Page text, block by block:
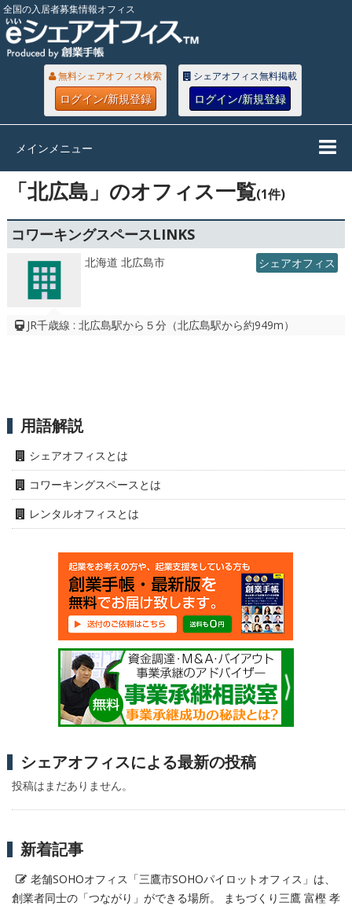
全国の入居者募集情報オフィス
無料シェアオフィス検索
ログイン/新規登録
シェアオフィス無料掲載
ログイン/新規登録
メインメニュー
「北広島」のオフィス一覧(1件)
コワーキングスペースLINKS
北海道 北広島市 シェアオフィス
JR千歳線 : 北広島駅から５分（北広島駅から約949m）
用語解説
シェアオフィスとは
コワーキングスペースとは
レンタルオフィスとは
シェアオフィスによる最新の投稿
投稿はまだありません。
新着記事
老舗SOHOオフィス「三鷹市SOHOパイロットオフィス」は、
創業者同士の「つながり」ができる場所。 まちづくり三鷹 富樫 孝